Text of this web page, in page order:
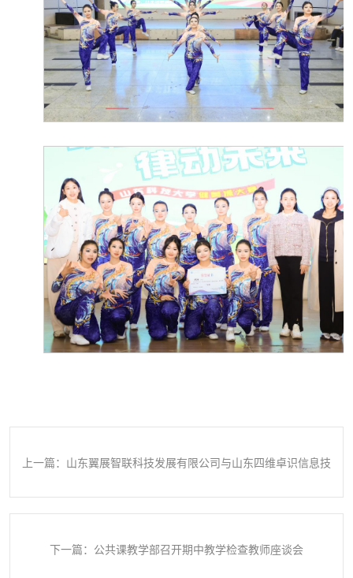
上一篇：山东翼展智联科技发展有限公司与山东四维卓识信息技
下一篇：公共课教学部召开期中教学检查教师座谈会